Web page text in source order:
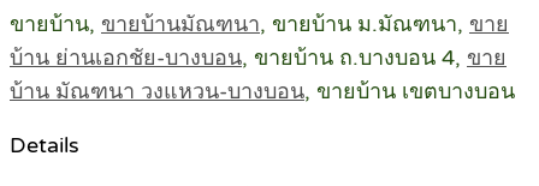
ขายบ้าน, ขายบ้านมัณฑนา, ขายบ้าน ม.มัณฑนา, ขาย
บ้าน ย่านเอกชัย-บางบอน, ขายบ้าน ถ.บางบอน 4, ขาย
บ้าน มัณฑนา วงแหวน-บางบอน, ขายบ้าน เขตบางบอน
Details